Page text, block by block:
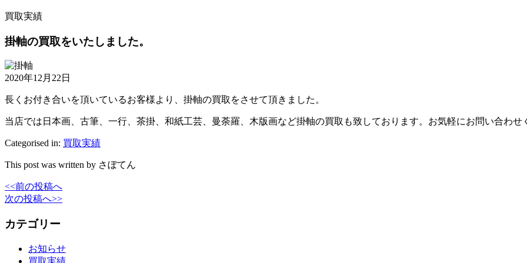
買取実績
掛軸の買取をいたしました。
2020年12月22日
長くお付き合いを頂いているお客様より、掛軸の買取をさせて頂きました。
当店では日本画、古筆、一行、茶掛、和紙工芸、曼荼羅、木版画など掛軸の買取も致しております。お気軽にお問い合わせ
Categorised in: 買取実績
This post was written by さぼてん
<<前の投稿へ
次の投稿へ>>
カテゴリー
お知らせ
買取実績